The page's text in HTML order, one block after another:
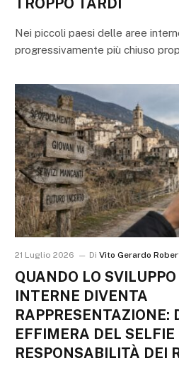
TROPPO TARDI
Nei piccoli paesi delle aree
progressivamente più chiuso
21 Luglio 2026 Di Vito Gerardo
QUANDO LO
INTERNE DIVENTA
RAPPRESENTAZIONE:
EFFIMERA DEL
RESPONSABILITÀ DEI